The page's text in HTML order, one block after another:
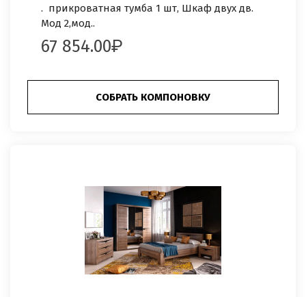
. прикроватная тумба 1 шт, Шкаф двух дв.
Мод 2,мод..
67 854.00
СОБРАТЬ КОМПОНОВКУ